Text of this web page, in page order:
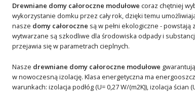
Drewniane domy całoroczne modułowe coraz chętniej
wykorzystanie domku przez cały rok, dzięki temu
nasze domy całoroczne są w pełni ekologiczne -
wytwarzane są szkodliwe dla środowiska odpady i
przejawia się w parametrach cieplnych.
Nasze drewniane domy całoroczne modułowe
w nowoczesną izolację. Klasa energetyczna ma
warunkach: izolacja podłóg (U= 0,27 W/(m2K)), izolacja ścian